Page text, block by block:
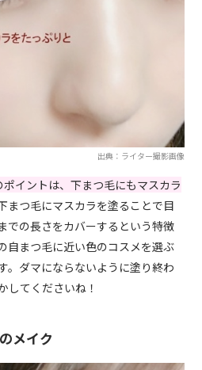
出典：ライター撮影画像
イントは、下まつ毛にもマスカラ
まつ毛にマスカラを塗ることで目
での長さをカバーするという特徴
自まつ毛に近い色のコスメを選ぶ
。ダマにならないように塗り終わ
してくださいね！
メイク